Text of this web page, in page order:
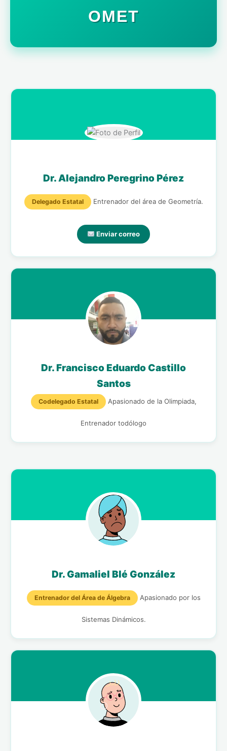
OMET
Dr. Alejandro Peregrino Pérez
Delegado Estatal Entrenador del área de Geometría.
Enviar correo
Dr. Francisco Eduardo Castillo
Santos
Codelegado Estatal Apasionado de la Olimpiada,
Entrenador todólogo
Dr. Gamaliel Blé González
Entrenador del Área de Álgebra Apasionado por los
Sistemas Dinámicos.